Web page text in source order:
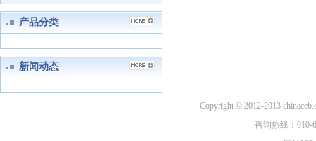
产品分类
新闻动态
Copyright © 2012-2013
咨询热线：